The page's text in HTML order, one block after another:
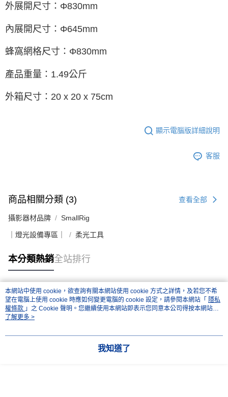
外展開尺寸：Φ830mm
內展開尺寸：Φ645mm
蜂窩網格尺寸：Φ830mm
產品重量：1.49公斤
外箱尺寸：20 x 20 x 75cm
顯示電腦版詳細說明
客服
商品相關分類 (3) 查看全部
攝影器材品牌 SmallRig
｜燈光設備專區｜ 柔光工具
本分類熱銷全站排行
熱門標籤
本網站中使用 cookie，欲查詢有關本網站使用 cookie 方式之詳情，及若您不希
望在電腦上使用 cookie 時應如何變更電腦的 cookie 設定，請參閱本網站「 隱私
權條款 」之 Cookie 聲明。您繼續使用本網站即表示您同意本公司得按本網站使
用條款之 Cookie 聲明使用 cookie。
了解更多 >
我知道了